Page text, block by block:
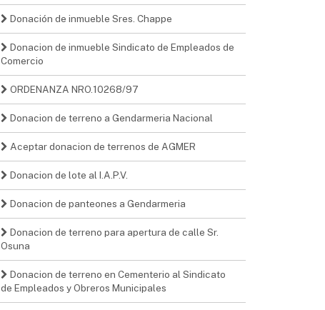
Donación de inmueble Sres. Chappe
Donacion de inmueble Sindicato de Empleados de
Comercio
ORDENANZA NRO.10268/97
Donacion de terreno a Gendarmeria Nacional
Aceptar donacion de terrenos de AGMER
Donacion de lote al I.A.P.V.
Donacion de panteones a Gendarmeria
Donacion de terreno para apertura de calle Sr.
Osuna
Donacion de terreno en Cementerio al Sindicato
de Empleados y Obreros Municipales